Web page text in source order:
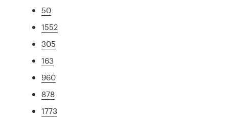
50
1552
305
163
960
878
1773